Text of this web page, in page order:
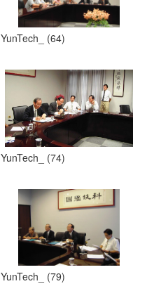
YunTech_ (64)
YunTech_ (74)
YunTech_ (79)